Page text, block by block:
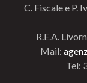
C. Fiscale e P.
R.E.A.
Mail:
Tel: